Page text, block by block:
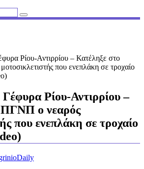
Ρίου-Αντιρρίου – Κατέληξε στο
που ενεπλάκη σε τροχαίο
Ρίου-Αντιρρίου –
ΠΓΝΠ ο νεαρός
που ενεπλάκη σε τροχαίο